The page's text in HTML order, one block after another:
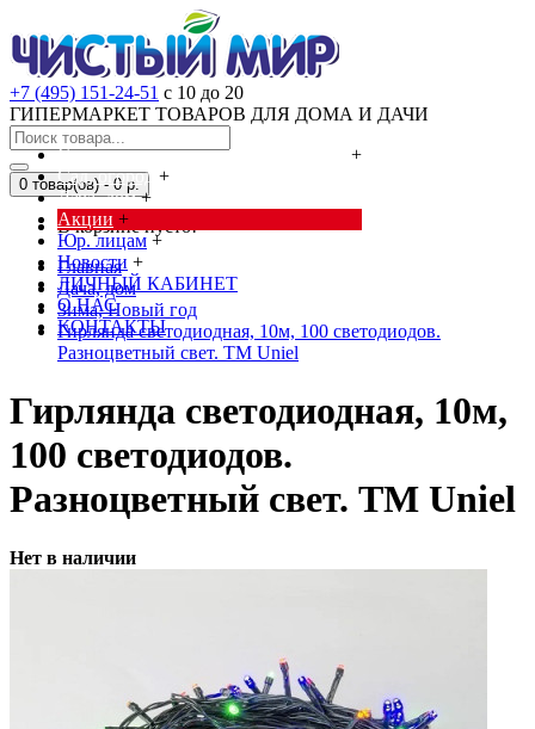
+7 (495) 151-24-51 с 10 до 20
ГИПЕРМАРКЕТ ТОВАРОВ ДЛЯ ДОМА И ДАЧИ
Cредства от насекомых и грызунов
+
Сад, огород +
Дача, дом +
Акции +
Юр. лицам +
Новости +
ЛИЧНЫЙ КАБИНЕТ
О НАС
КОНТАКТЫ
0 товар(ов) - 0 р.
В корзине пусто!
Главная
Дача, дом
Зима, Новый год
Гирлянда светодиодная, 10м, 100 светодиодов.
Разноцветный свет. TM Uniel
Гирлянда светодиодная, 10м,
100 светодиодов.
Разноцветный свет. TM Uniel
Нет в наличии